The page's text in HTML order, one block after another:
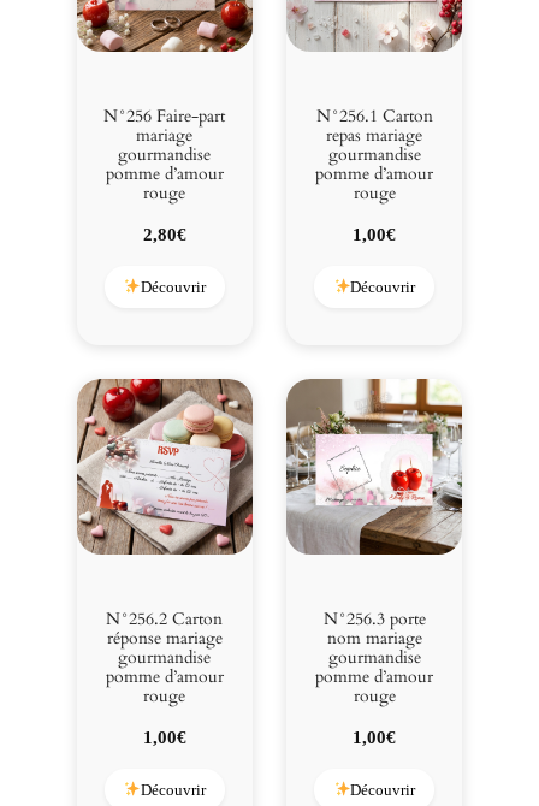
N°256 Faire-part
mariage
gourmandise
pomme d’amour
rouge
2,80€
Découvrir
N°256.1 Carton
repas mariage
gourmandise
pomme d’amour
rouge
1,00€
Découvrir
N°256.2 Carton
réponse mariage
gourmandise
pomme d’amour
rouge
1,00€
Découvrir
N°256.3 porte
nom mariage
gourmandise
pomme d’amour
rouge
1,00€
Découvrir